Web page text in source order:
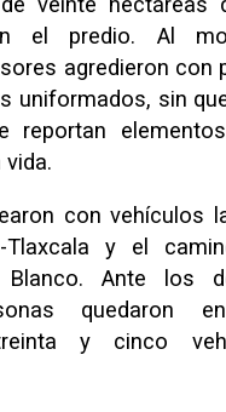
el predio. Al
agredieron con
uniformados, sin
reportan
con vehículos
Tlaxcala y el
Ante los
quedaron
y cinco